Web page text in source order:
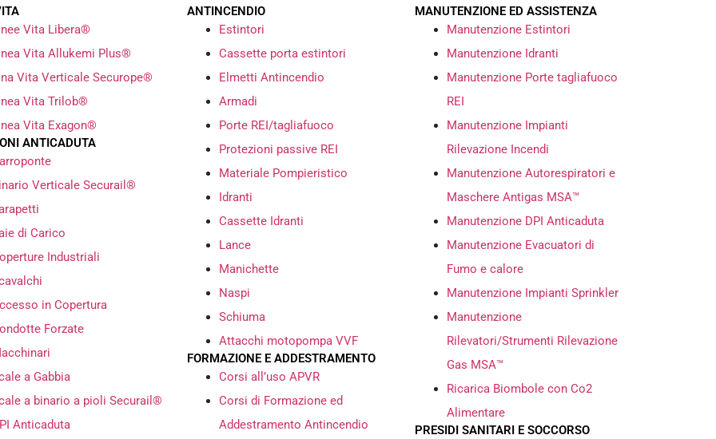
Vita Libera®
Vita Allukemi Plus®
Vita Verticale Securope®
Vita Trilob®
Vita Exagon®
ANTICADUTA
Verticale Securail®
di Carico
Industriali
in Copertura
Forzate
a Gabbia
a binario a pioli Securail®
Anticaduta
ANTINCENDIO
Estintori
Cassette porta estintori
Elmetti Antincendio
Armadi
Porte REI/tagliafuoco
Protezioni passive REI
Materiale Pompieristico
Idranti
Cassette Idranti
Lance
Manichette
Naspi
Schiuma
Attacchi motopompa VVF
FORMAZIONE E ADDESTRAMENTO
Corsi all’uso APVR
Corsi di Formazione ed
Addestramento Antincendio
MANUTENZIONE ED ASSISTENZA
Manutenzione Estintori
Manutenzione Idranti
Manutenzione Porte tagliafuoco
REI
Manutenzione Impianti
Rilevazione Incendi
Manutenzione Autorespiratori e
Maschere Antigas MSA™
Manutenzione DPI Anticaduta
Manutenzione Evacuatori di
Fumo e calore
Manutenzione Impianti Sprinkler
Manutenzione
Rilevatori/Strumenti Rilevazione
Gas MSA™
Ricarica Biombole con Co2
Alimentare
PRESIDI SANITARI E SOCCORSO